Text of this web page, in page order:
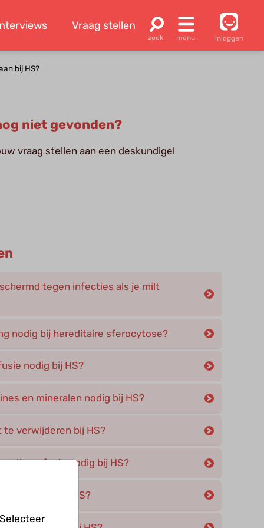
Vraag stellen
inloggen
bij HS?
niet gevonden?
vraag stellen aan een deskundige!
tegen infecties als je milt
nodig bij hereditaire sferocytose?
nodig bij HS?
en mineralen nodig bij HS?
verwijderen bij HS?
nodig bij HS?
nodig bij HS?